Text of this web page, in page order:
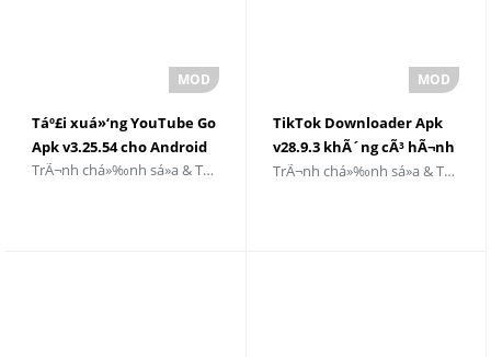
Táº£i xuá»‘ng YouTube Go
Apk v3.25.54 cho Android
TrÃ¬nh chá»‰nh sá»­a & TrÃ¬nh phÃ¡t Video
TikTok Downloader Apk
v28.9.3 khÃ´ng cÃ³ hÃ¬nh
má»
TrÃ¬nh chá»‰nh sá»­a & TrÃ¬nh phÃ¡t Video